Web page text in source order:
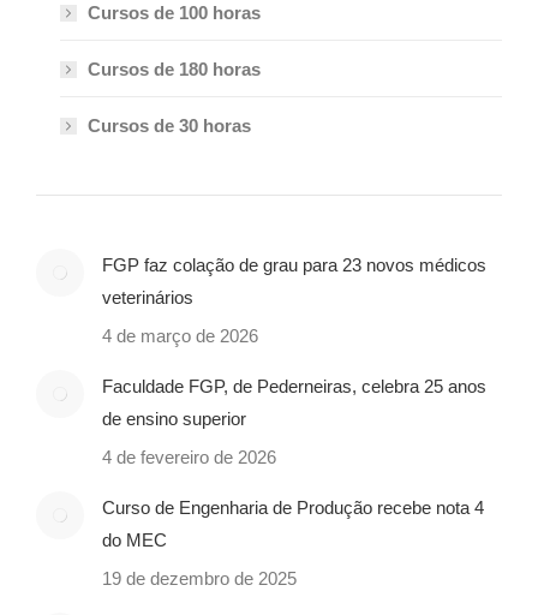
Cursos de 100 horas
Cursos de 180 horas
Cursos de 30 horas
FGP faz colação de grau para 23 novos médicos
veterinários
4 de março de 2026
Faculdade FGP, de Pederneiras, celebra 25 anos
de ensino superior
4 de fevereiro de 2026
Curso de Engenharia de Produção recebe nota 4
do MEC
19 de dezembro de 2025